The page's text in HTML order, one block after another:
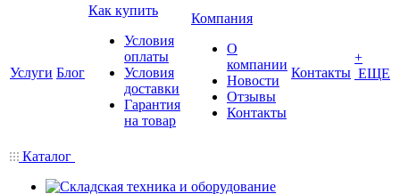
Услуги Блог
Как купить
Условия
оплаты
Условия
доставки
Гарантия
на товар
Компания
О
компании
Новости
Отзывы
Контакты
Контакты
+
ЕЩЕ
Каталог